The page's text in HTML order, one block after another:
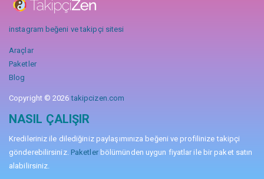
instagram beğeni ve takipçi sitesi
Araçlar
Paketler
Blog
Copyright © 2026takipcizen.com
NASIL ÇALIŞIR
Kredileriniz ile dilediğiniz paylaşımınıza beğeni ve profilinize takipçi
gönderebilirsiniz. Paketlerbölümünden uygun fiyatlar ile bir paket satın
alabilirsiniz.